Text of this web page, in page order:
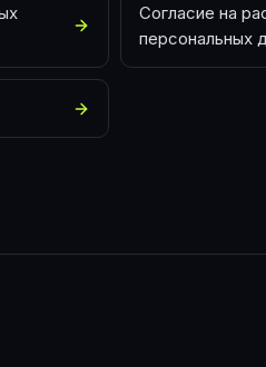
Согласие на
персональных